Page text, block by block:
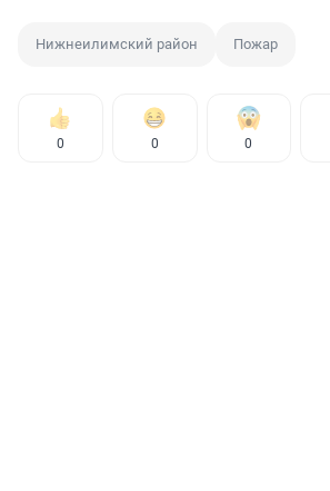
Нижнеилимский район Пожар
0 0 0